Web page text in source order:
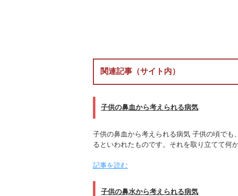
関連記事（サイト内）
子供の鼻血から考えられる病気
子供の鼻血から考えられる病気 子供の頃で
るといわれたものです。それを取り立てて何
記事を読む
子供の鼻水から考えられる病気